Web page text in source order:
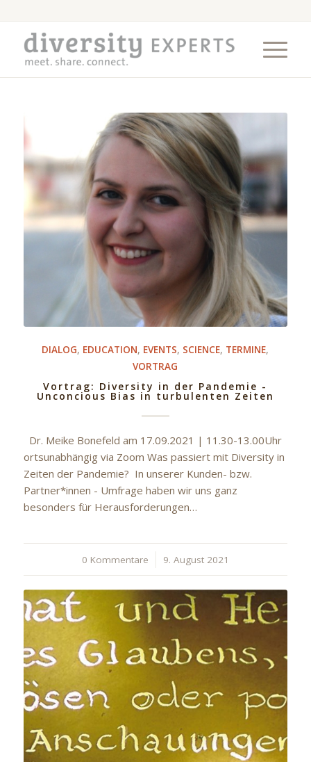
DIALOG, EDUCATION, EVENTS, SCIENCE, TERMINE,
VORTRAG
Vortrag: Diversity in der Pandemie -
Unconcious Bias in turbulenten Zeiten
Dr. Meike Bonefeld am 17.09.2021 | 11.30-13.00Uhr
ortsunabhängig via Zoom Was passiert mit Diversity in
Zeiten der Pandemie? In unserer Kunden- bzw.
Partner*innen - Umfrage haben wir uns ganz
besonders für Herausforderungen…
0 Kommentare
/ 9. August 2021